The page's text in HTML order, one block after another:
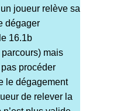
joueur relève sa
dégager
16.1b
mais
procéder
le dégagement
de relever la